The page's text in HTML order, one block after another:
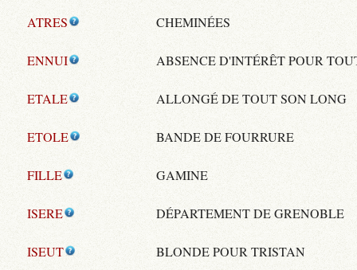
ATRES CHEMINÉES
ENNUI ABSENCE D'INTÉRÊT POUR
ETALE ALLONGÉ DE TOUT SON LONG
ETOLE BANDE DE FOURRURE
FILLE GAMINE
ISERE DÉPARTEMENT DE GRENOBLE
ISEUT BLONDE POUR TRISTAN